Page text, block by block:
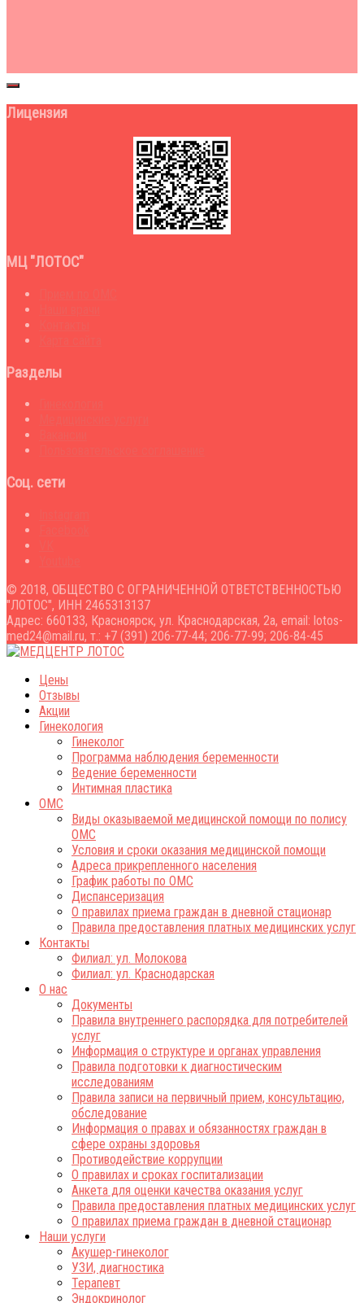
Лицензия
МЦ "ЛОТОС"
Разделы
Соц. сети
© 2018, ОБЩЕСТВО С ОГРАНИЧЕННОЙ ОТВЕТСТВЕННОСТЬЮ
"ЛОТОС", ИНН 2465313137
Адрес: 660133, Красноярск, ул. Краснодарская, 2а, email: lotos-
med24@mail.ru, т.: +7 (391) 206-77-44; 206-77-99; 206-84-45
Цены
Отзывы
Акции
Гинекология
Гинеколог
Программа наблюдения беременности
Ведение беременности
Интимная пластика
ОМС
Виды оказываемой медицинской помощи по полису
ОМС
Условия и сроки оказания медицинской помощи
Адреса прикрепленного населения
График работы по ОМС
Диспансеризация
О правилах приема граждан в дневной стационар
Правила предоставления платных медицинских услуг
Контакты
Филиал: ул. Молокова
Филиал: ул. Краснодарская
О нас
Документы
Правила внутреннего распорядка для потребителей
услуг
Информация о структуре и органах управления
Правила подготовки к диагностическим
исследованиям
Правила записи на первичный прием, консультацию,
обследование
Информация о правах и обязанностях граждан в
сфере охраны здоровья
Противодействие коррупции
О правилах и сроках госпитализации
Анкета для оценки качества оказания услуг
Правила предоставления платных медицинских услуг
О правилах приема граждан в дневной стационар
Наши услуги
Акушер-гинеколог
УЗИ, диагностика
Терапевт
Эндокринолог